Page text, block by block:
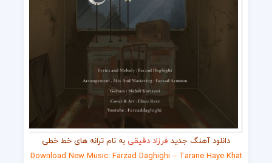
دانلود آهنگ جدید فرزاد دقیقی به نام ترانه های خط خطی
Download New Music: Farzad Daghighi – Tarane Haye Khat